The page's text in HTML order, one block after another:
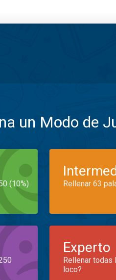
un Modo de
(10%) Rellenar 63
Experto
Rellenar todas
loco?